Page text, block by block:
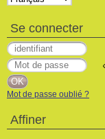
Se connecter
Mot de passe oublié ?
Affiner